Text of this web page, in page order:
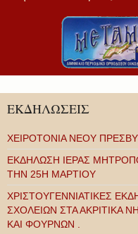
ΕΚΔΗΛΩΣΕΙΣ
ΧΕΙΡΟΤΟΝΙΑ ΝΕΟΥ
ΕΚΔΗΛΩΣΗ ΙΕΡΑΣ
ΤΗΝ 25Η ΜΑΡΤΙΟΥ
ΧΡΙΣΤΟΥΓΕΝΝΙΑΤΙΚΕΣ
ΣΧΟΛΕΙΩΝ ΣΤΑ ΑΚΡΙΤΙΚΑ
ΚΑΙ ΦΟΥΡΝΩΝ .